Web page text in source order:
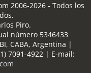
2006-2026 - Todos los
Piro.
número 5346433
, CABA, Argentina |
7091-4922| E-mail: